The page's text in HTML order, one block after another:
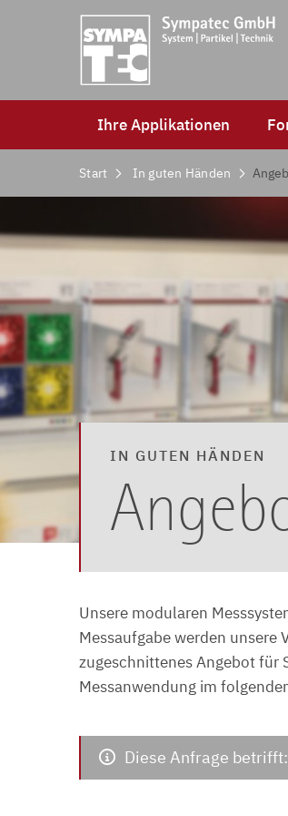
Ihre Applikationen
Start In guten Händen
IN GUTEN HÄNDEN
Unsere modularen
Messaufgabe werden
zugeschnittenes Angebot für
Messanwendung im
Diese Anfrage